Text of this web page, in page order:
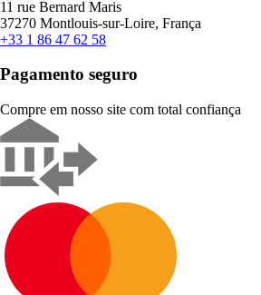
11 rue Bernard Maris
37270 Montlouis-sur-Loire, França
+33 1 86 47 62 58
Pagamento seguro
Compre em nosso site com total confiança